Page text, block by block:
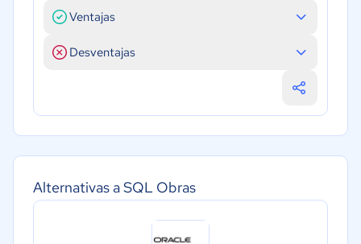
Alternativas a SQL Obras
Ventajas
Desventajas